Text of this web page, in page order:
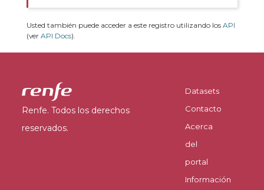
Usted también puede acceder a este registro utilizando los API
(ver API Docs).
Renfe. Todos los derechos
reservados.
Datasets
Contacto
Acerca
del
portal
Información